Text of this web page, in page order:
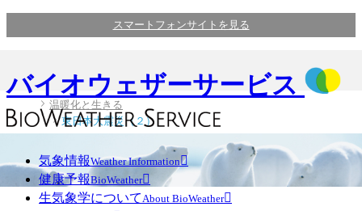
スマートフォンサイトを見る
バイオウェザーサービス
気象情報Weather Information
健康予報BioWeather
生気象学について About BioWeather
温暖化と生きる
東日本大震災（２）